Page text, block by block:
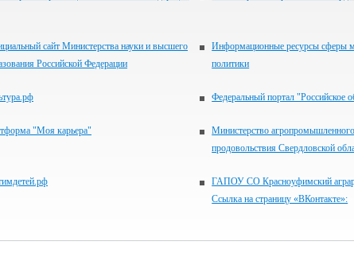
сайт Министерства науки и высшего
Российской Федерации
Информационные ресурсы сферы
политики
Федеральный портал "Российское
"Моя карьера"
Министерство
продовольствия Свердловской
ГАПОУ СО Красноуфимский
Ссылка на страницу «ВКонтакте»: